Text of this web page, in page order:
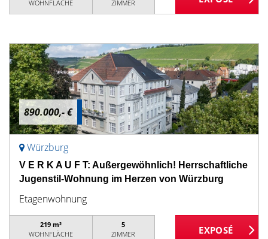
WOHNFLÄCHE
ZIMMER
890.000,- €
Würzburg
V E R K A U F T: Außergewöhnlich! Herrschaftliche
Jugenstil-Wohnung im Herzen von Würzburg
Etagenwohnung
219 m²
WOHNFLÄCHE
5
ZIMMER